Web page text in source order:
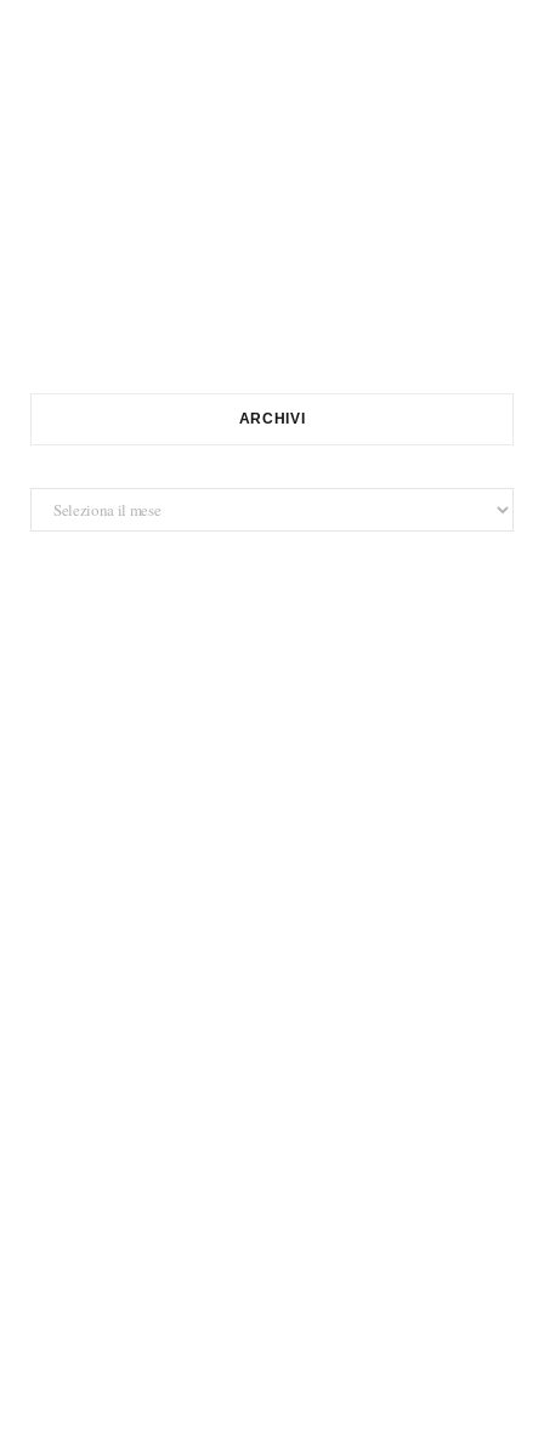
ARCHIVI
Archivi